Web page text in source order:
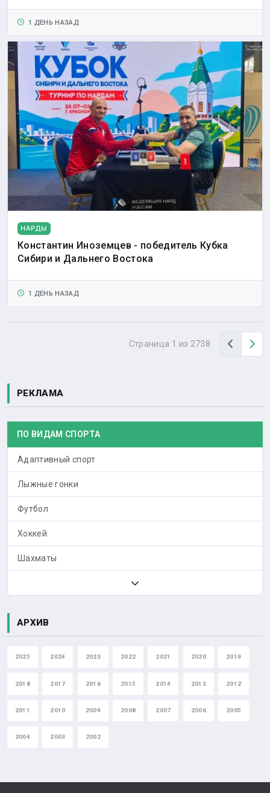
1 ДЕНЬ НАЗАД
НАРДЫ
Константин Иноземцев - победитель Кубка
Сибири и Дальнего Востока
1 ДЕНЬ НАЗАД
Страница 1 из 2738 Назад
РЕКЛАМА
ПО ВИДАМ СПОРТА
Адаптивный спорт
Лыжные гонки
Футбол
Хоккей
Шахматы
АРХИВ
2025 2024 2023 2022 2021 2020 2019
2018 2017 2016 2015 2014 2013 2012
2011 2010 2009 2008 2007 2006 2005
2004 2003 2002